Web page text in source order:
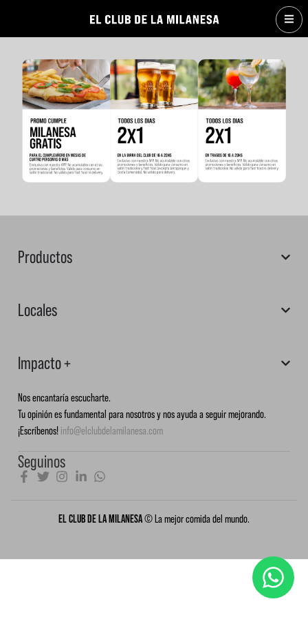
Productos
Locales
Impacto +
Nos encantaría escucharte.
Tu opinión es fundamental para nosotros y nos ayuda a seguir mejorando.
¡Escríbenos! info@elclubdelamilanesa.com
Seguinos
EL CLUB DE LA MILANESA© La mejor comida del mundo.